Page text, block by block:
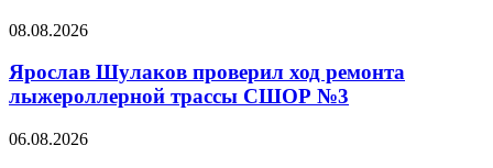
08.08.2026
Ярослав Шулаков проверил ход ремонта
лыжероллерной трассы СШОР №3
06.08.2026